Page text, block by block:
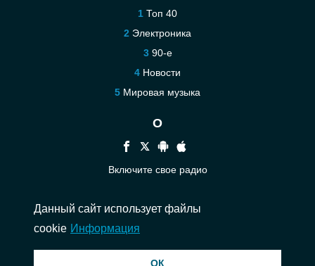
Топ 40
Электроника
90-е
Новости
Мировая музыка
О
Включите свое радио
Связаться
Данный сайт использует файлы
cookie Информация
ОК